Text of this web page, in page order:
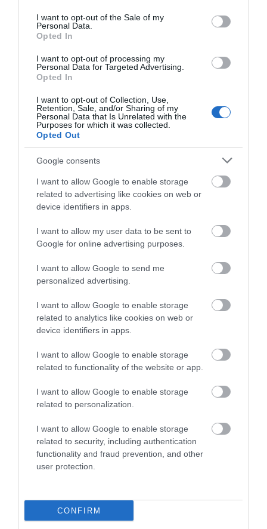
consent section.
I want to opt-out of the Sale of my
Personal Data.
Opted In
I want to opt-out of processing my
Personal Data for Targeted Advertising.
Opted In
I want to opt-out of Collection, Use,
Retention, Sale, and/or Sharing of my
Personal Data that Is Unrelated with the
Purposes for which it was collected.
Opted Out
Google consents
I want to allow Google to enable storage
related to advertising like cookies on web or
device identifiers in apps.
I want to allow my user data to be sent to
Google for online advertising purposes.
I want to allow Google to send me
personalized advertising.
I want to allow Google to enable storage
related to analytics like cookies on web or
device identifiers in apps.
I want to allow Google to enable storage
related to functionality of the website or app.
I want to allow Google to enable storage
related to personalization.
I want to allow Google to enable storage
related to security, including authentication
functionality and fraud prevention, and other
user protection.
CONFIRM
HMX 6.5
277,00 € 249,00 €
HMX 6.5 C
299,00 € 269,00 € 299,00 € 269,00 €
319,00 €